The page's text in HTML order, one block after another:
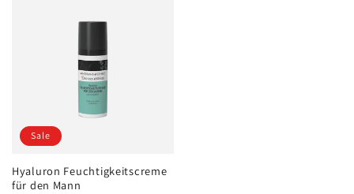
Sale
Hyaluron Feuchtigkeitscreme
für den Mann